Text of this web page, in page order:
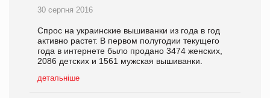
30 серпня 2016
Спрос на украинские вышиванки из года в год
активно растет. В первом полугодии текущего
года в интернете было продано 3474 женских,
2086 детских и 1561 мужская вышиванки.
детальніше